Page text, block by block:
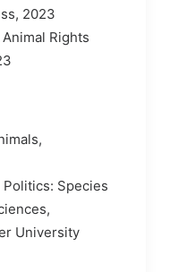
2023
Rights
Politics: Species
University